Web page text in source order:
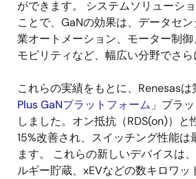
ができます。 システムソリューシ
ことで、GaNの効果は、データセ
業オートメーション、モーター制
モビリティなど、幅広い分野でさら
これらの実績をもとに、Renesasは
Plus GaNプラットフォーム」プラ
しました。オン抵抗（RDS(on)）と
15%改善され、スイッチング性能
ます。 これらの新しいデバイスは
ルギー貯蔵、xEVなどの数キロワッ